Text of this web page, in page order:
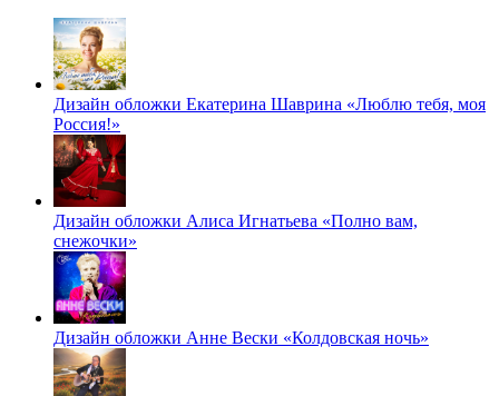
Дизайн обложки Екатерина Шаврина «Люблю тебя, моя
Россия!»
Дизайн обложки Алиса Игнатьева «Полно вам,
снежочки»
Дизайн обложки Анне Вески «Колдовская ночь»